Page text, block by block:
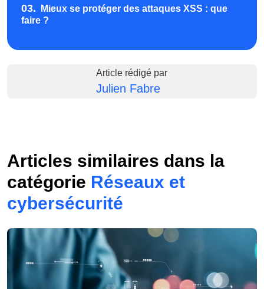
03.
Mieux se protéger des attaques XSS : que
faire ?
Article rédigé par
Julien Fabre
Articles similaires dans la
catégorie Réseaux et
cybersécurité